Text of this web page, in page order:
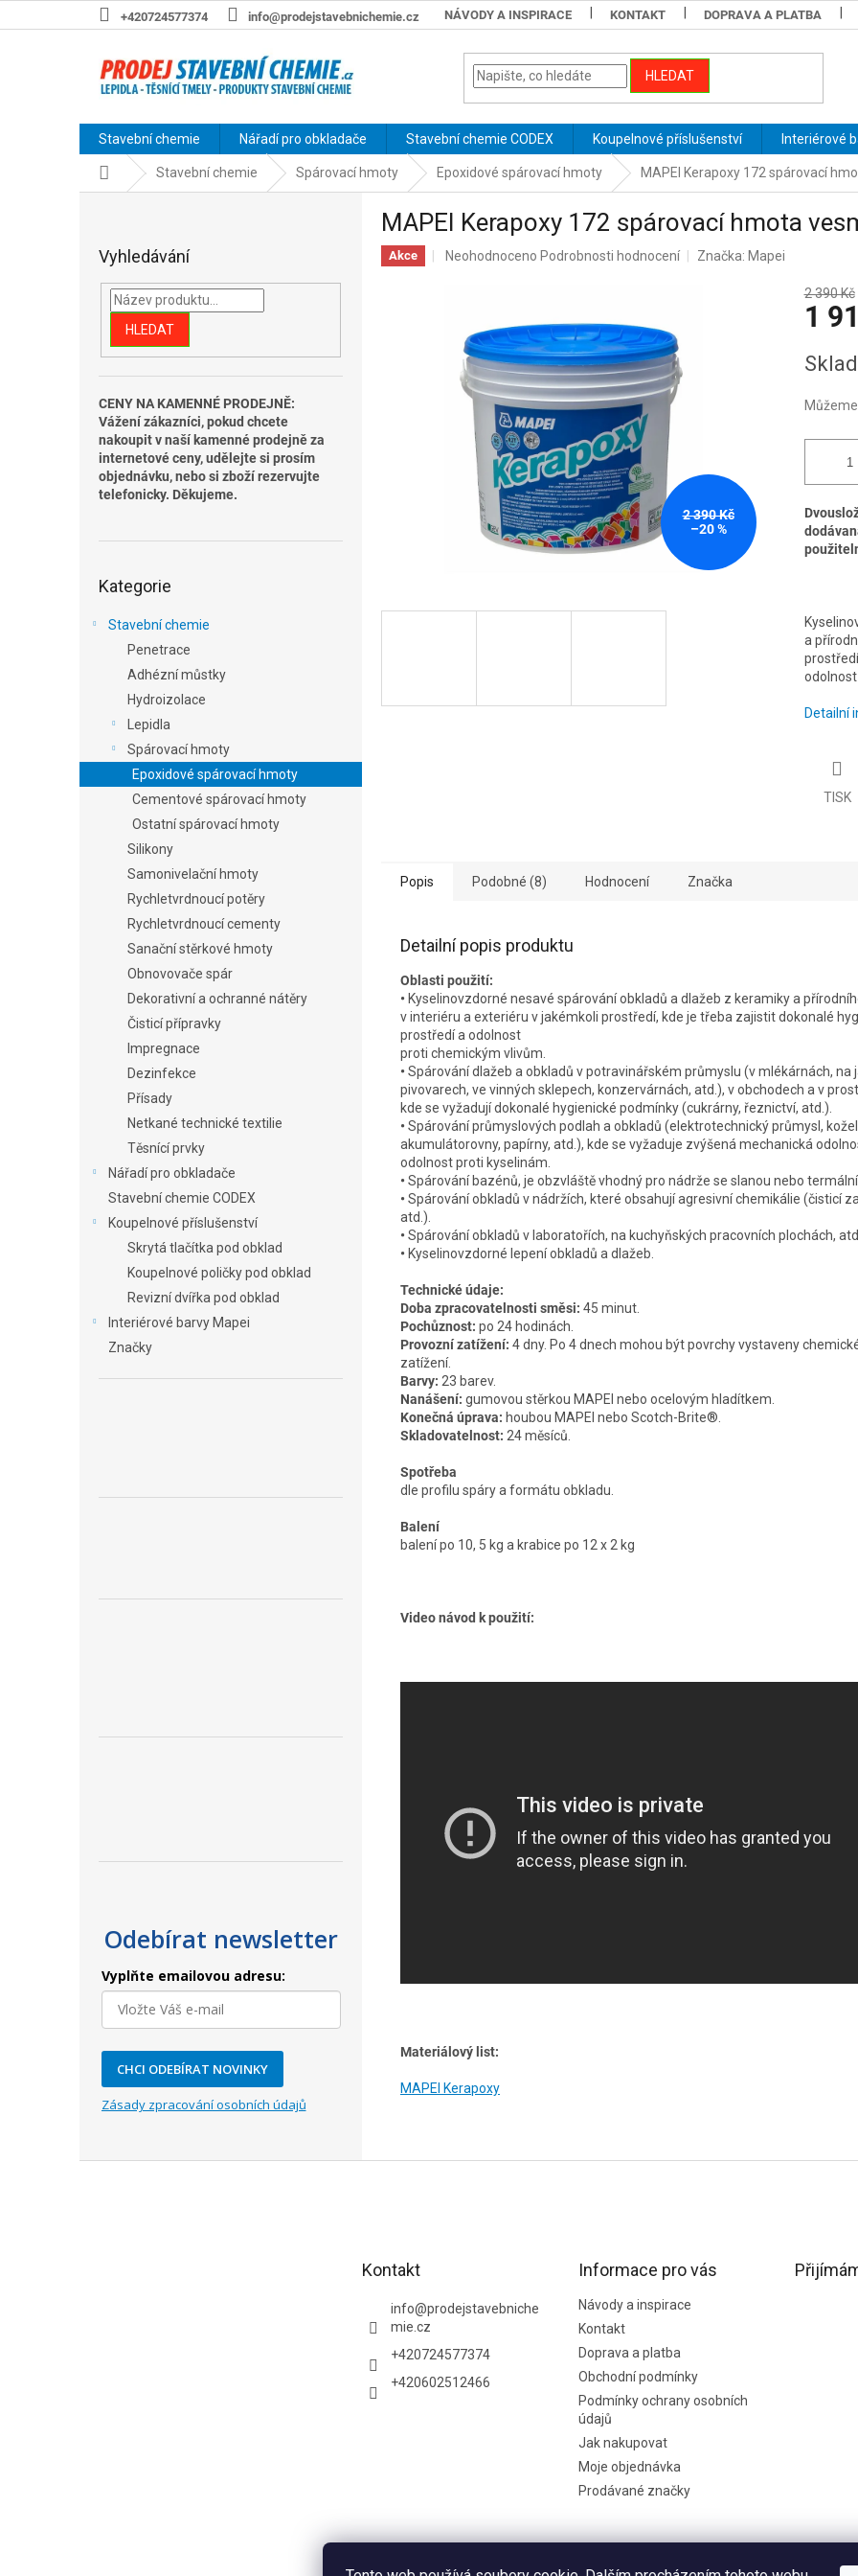
na
+420724577374 info@prodejstavebnichemie.cz NÁVODY A INSPIRACE KONTAKT DOPRAVA A PLATBA
HLEDAT
Stavební chemie Nářadí pro obkladače Stavební chemie CODEX Koupelnové příslušenství Interiérové
Domů Stavební chemie Spárovací hmoty Epoxidové spárovací hmoty MAPEI Kerapoxy 172 spárovací
Vyhledávání
HLEDAT
CENY NA KAMENNÉ PRODEJNĚ:
Vážení zákazníci, pokud chcete
nakoupit v naší kamenné prodejně za
internetové ceny, udělejte si prosím
objednávku, nebo si zboží rezervujte
telefonicky. Děkujeme.
kategorie
Kategorie
Stavební chemie
Penetrace
Adhézní můstky
Hydroizolace
Lepidla
Spárovací hmoty
Epoxidové spárovací hmoty
Cementové spárovací hmoty
Ostatní spárovací hmoty
Silikony
Samonivelační hmoty
Rychletvrdnoucí potěry
Rychletvrdnoucí cementy
Sanační stěrkové hmoty
Obnovovače spár
Dekorativní a ochranné nátěry
Čisticí přípravky
Impregnace
Dezinfekce
Přísady
Netkané technické textilie
Těsnící prvky
Nářadí pro obkladače
Stavební chemie CODEX
Koupelnové příslušenství
Skrytá tlačítka pod obklad
Koupelnové poličky pod obklad
Revizní dvířka pod obklad
Interiérové barvy Mapei
Značky
Odebírat newsletter
Vyplňte emailovou adresu:
CHCI ODEBÍRAT NOVINKY
Zásady zpracování osobních údajů
MAPEI Kerapoxy 172 spárovací hmota
Akce
Průměrné
hvězdiček.
Neohodnoceno Podrobnosti hodnocení Značka: Mapei
2 390 Kč
–20 %
2 390 Kč
1
cena:
a
Detailní
TISK
Popis Podobné (8) Hodnocení Značka
Detailní popis produktu
Oblasti použití:
• Kyselinovzdorné nesavé spárování obkladů a dlažeb z keramiky a
v interiéru a exteriéru v jakémkoli prostředí, kde je třeba zajistit dokonalé
prostředí a odolnost
proti chemickým vlivům.
•Spárování dlažeb a obkladů v potravinářském průmyslu (v mlékárnách, na
pivovarech, ve vinných sklepech, konzervárnách, atd.), v obchodech a v
kde se vyžadují dokonalé hygienické podmínky (cukrárny, řeznictví, atd.).
•Spárování průmyslových podlah a obkladů (elektrotechnický průmysl,
akumulátorovny, papírny, atd.), kde se vyžaduje zvýšená mechanická
odolnost proti kyselinám.
•Spárování bazénů, je obzvláště vhodný pro nádrže se slanou nebo
•Spárování obkladů v nádržích, které obsahují agresivní chemikálie (čisticí
atd.).
•Spárování obkladů v laboratořích, na kuchyňských pracovních plochách,
• Kyselinovzdorné lepení obkladů a dlažeb.
Technické údaje:
Doba zpracovatelnosti směsi: 45 minut.
Pochůznost: po 24 hodinách.
Provozní zatížení: 4 dny. Po 4 dnech mohou být povrchy vystaveny
zatížení.
Barvy: 23 barev.
Nanášení: gumovou stěrkou MAPEI nebo ocelovým hladítkem.
Konečná úprava: houbou MAPEI nebo Scotch-Brite®.
Skladovatelnost: 24 měsíců.
Spotřeba
dle profilu spáry a formátu obkladu.
Balení
balení po 10, 5 kg a krabice po 12 x 2 kg
Video návod k použití:
Materiálový list:
MAPEI Kerapoxy
Kontakt
info@prodejstavebniche
mie.cz
+420724577374
+420602512466
Informace pro vás
Návody a inspirace
Kontakt
Doprava a platba
Obchodní podmínky
Podmínky ochrany osobních
údajů
Jak nakupovat
Moje objednávka
Prodávané značky